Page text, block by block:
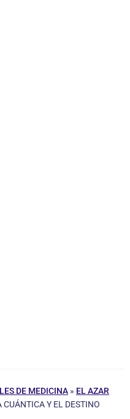
DE MEDICINA » EL AZAR
Y EL DESTINO